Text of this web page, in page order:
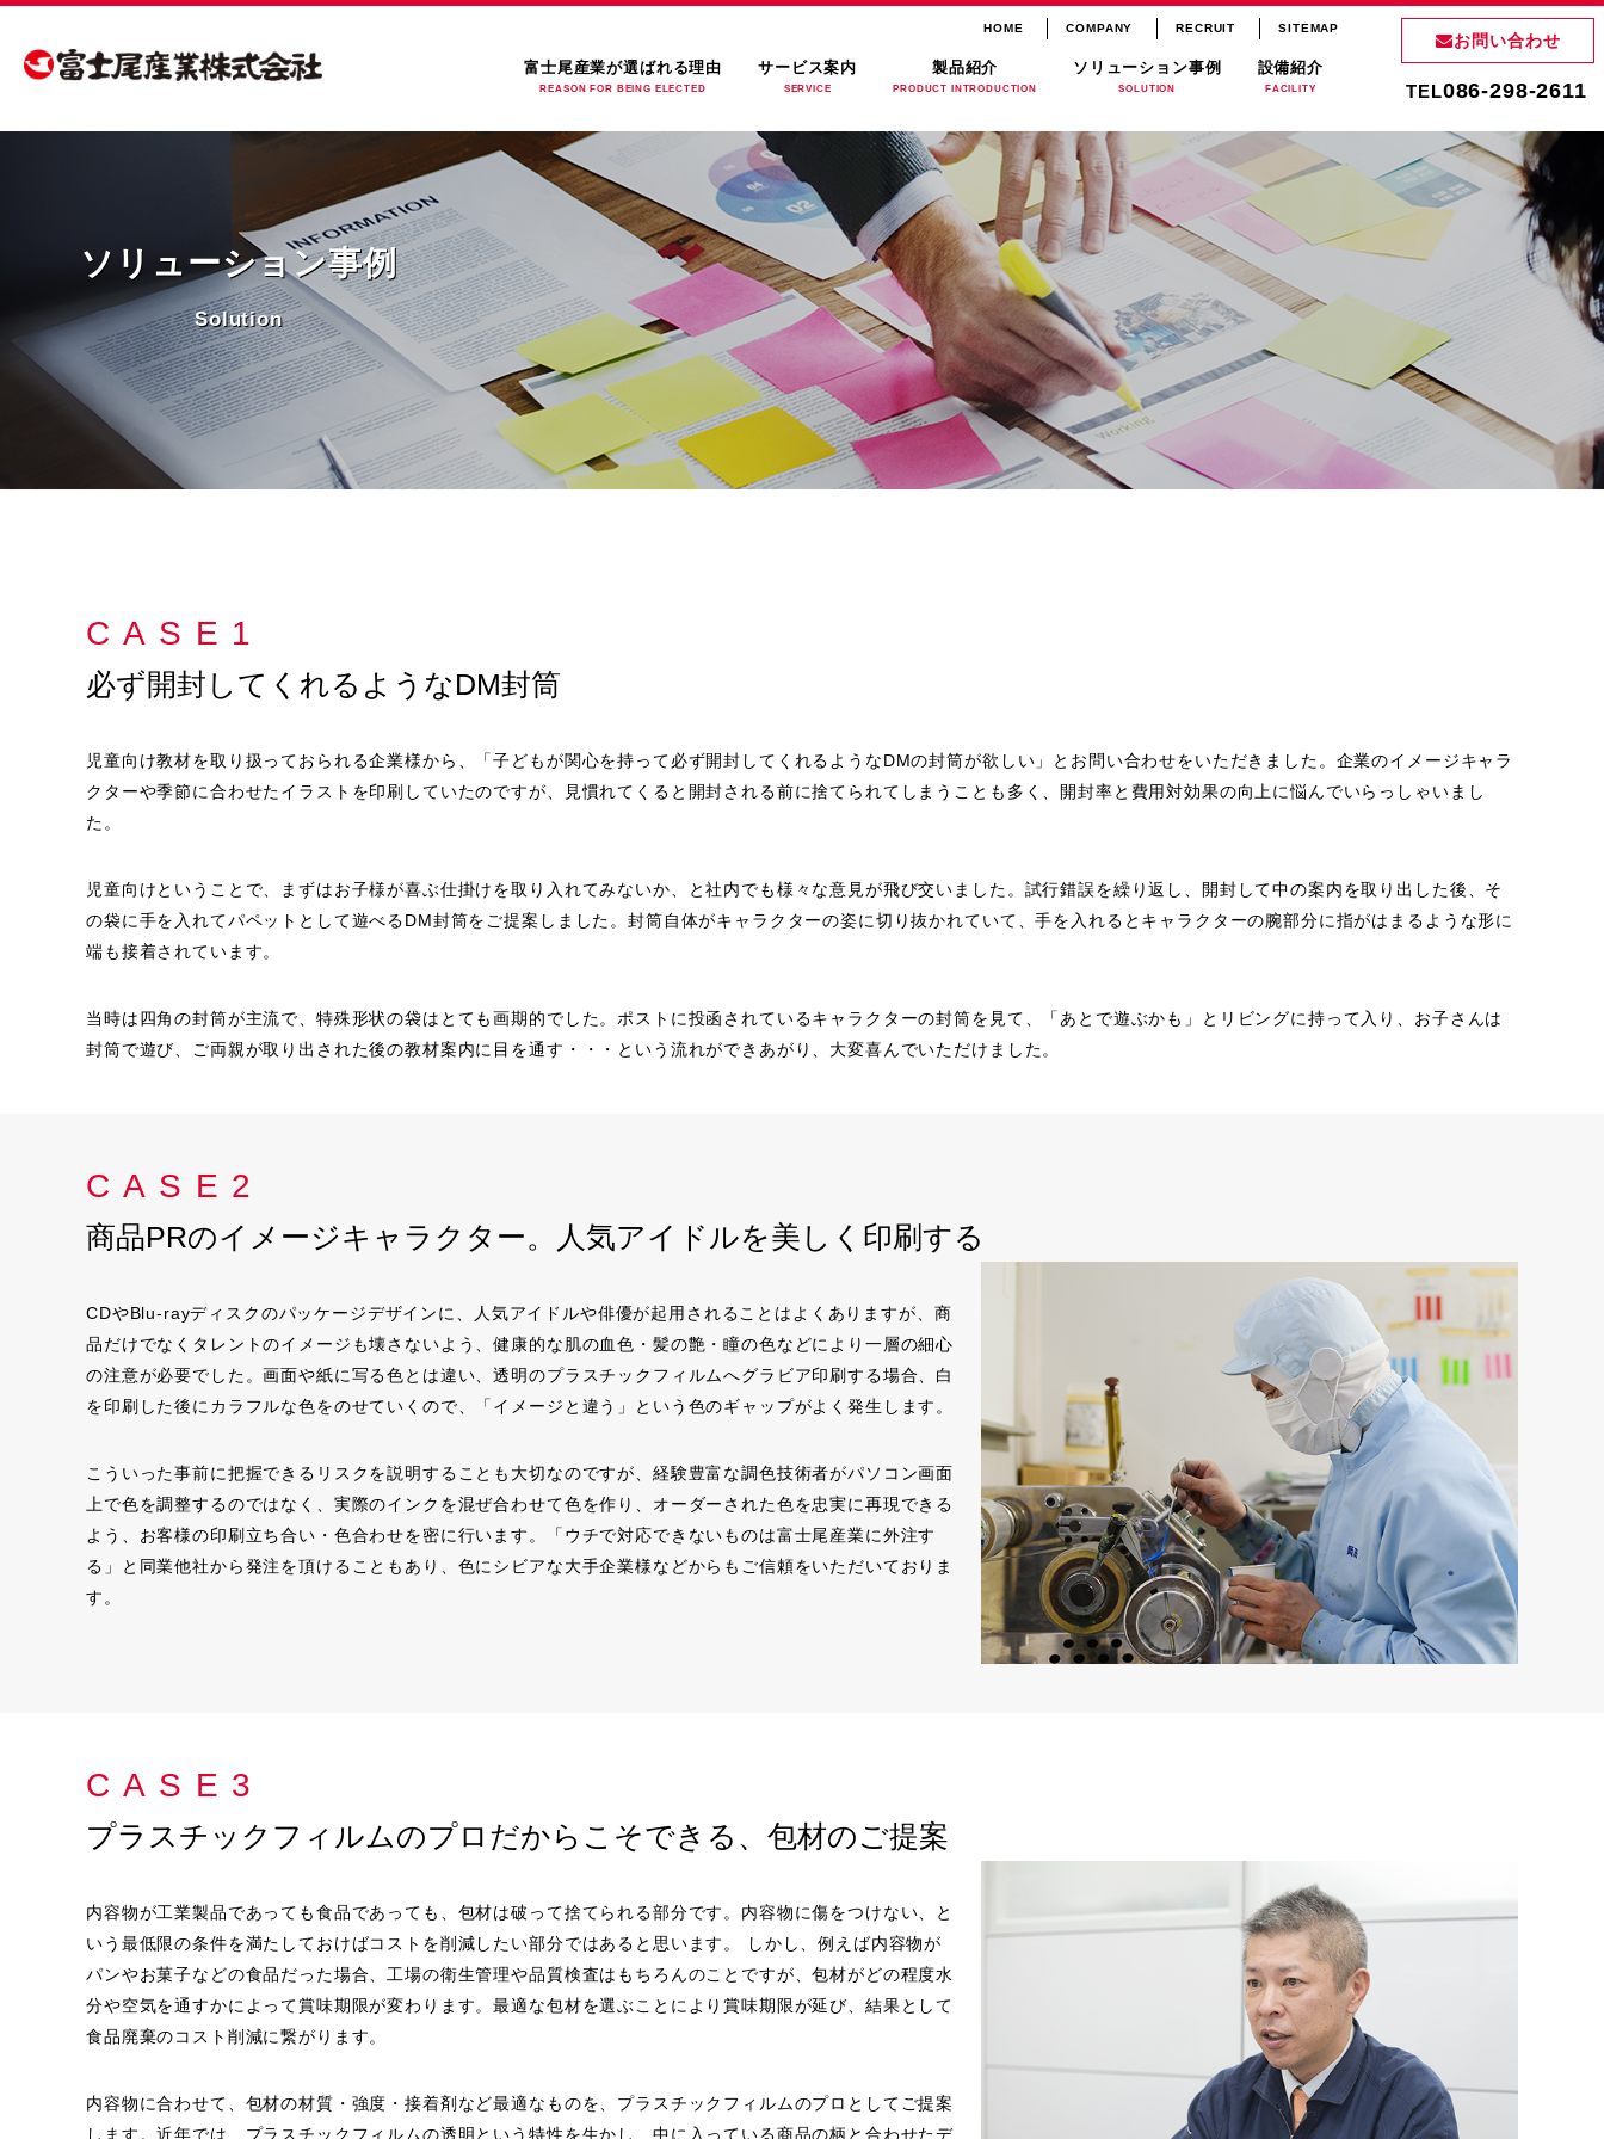
お問い合わせ
TEL086-298-2611
HOME COMPANY RECRUIT SITEMAP
富士尾産業が選ばれる理由
REASON FOR BEING ELECTED
サービス案内
SERVICE
製品紹介
PRODUCT INTRODUCTION
ソリューション事例
SOLUTION
設備紹介
FACILITY
ソリューション事例
Solution
CASE1
必ず開封してくれるようなDM封筒
児童向け教材を取り扱っておられる企業様から、「子どもが関心を持って必ず開封してくれるようなDMの封筒が欲しい」とお問い合わせをいただきました。企業のイメージキャラ
クターや季節に合わせたイラストを印刷していたのですが、見慣れてくると開封される前に捨てられてしまうことも多く、開封率と費用対効果の向上に悩んでいらっしゃいまし
た。
児童向けということで、まずはお子様が喜ぶ仕掛けを取り入れてみないか、と社内でも様々な意見が飛び交いました。試行錯誤を繰り返し、開封して中の案内を取り出した後、そ
の袋に手を入れてパペットとして遊べるDM封筒をご提案しました。封筒自体がキャラクターの姿に切り抜かれていて、手を入れるとキャラクターの腕部分に指がはまるような形に
端も接着されています。
当時は四角の封筒が主流で、特殊形状の袋はとても画期的でした。ポストに投函されているキャラクターの封筒を見て、「あとで遊ぶかも」とリビングに持って入り、お子さんは
封筒で遊び、ご両親が取り出された後の教材案内に目を通す・・・という流れができあがり、大変喜んでいただけました。
CASE2
商品PRのイメージキャラクター。人気アイドルを美しく印刷する
CDやBlu-rayディスクのパッケージデザインに、人気アイドルや俳優が起用されることはよくありますが、商
品だけでなくタレントのイメージも壊さないよう、健康的な肌の血色・髪の艶・瞳の色などにより一層の細心
の注意が必要でした。画面や紙に写る色とは違い、透明のプラスチックフィルムへグラビア印刷する場合、白
を印刷した後にカラフルな色をのせていくので、「イメージと違う」という色のギャップがよく発生します。
こういった事前に把握できるリスクを説明することも大切なのですが、経験豊富な調色技術者がパソコン画面
上で色を調整するのではなく、実際のインクを混ぜ合わせて色を作り、オーダーされた色を忠実に再現できる
よう、お客様の印刷立ち合い・色合わせを密に行います。「ウチで対応できないものは富士尾産業に外注す
る」と同業他社から発注を頂けることもあり、色にシビアな大手企業様などからもご信頼をいただいておりま
す。
CASE3
プラスチックフィルムのプロだからこそできる、包材のご提案
内容物が工業製品であっても食品であっても、包材は破って捨てられる部分です。内容物に傷をつけない、と
いう最低限の条件を満たしておけばコストを削減したい部分ではあると思います。 しかし、例えば内容物が
パンやお菓子などの食品だった場合、工場の衛生管理や品質検査はもちろんのことですが、包材がどの程度水
分や空気を通すかによって賞味期限が変わります。最適な包材を選ぶことにより賞味期限が延び、結果として
食品廃棄のコスト削減に繋がります。
内容物に合わせて、包材の材質・強度・接着剤など最適なものを、プラスチックフィルムのプロとしてご提案
します。近年では、プラスチックフィルムの透明という特性を生かし、中に入っている商品の柄と合わせたデ